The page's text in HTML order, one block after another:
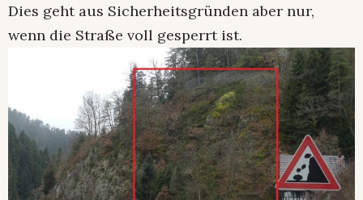
Dies geht aus Sicherheitsgründen aber nur,
wenn die Straße voll gesperrt ist.